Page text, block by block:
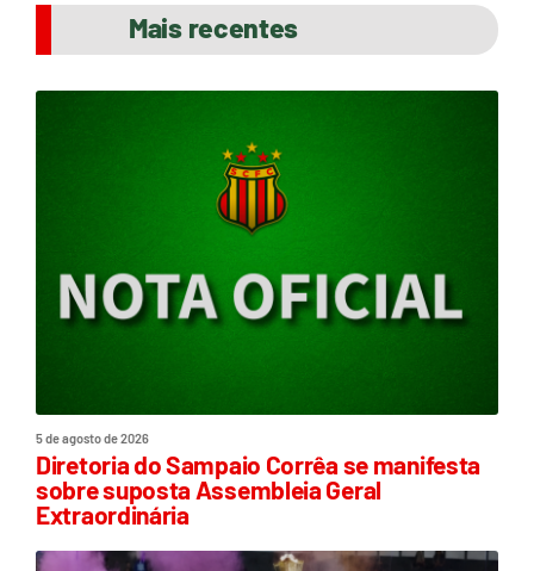
Mais recentes
5 de agosto de 2026
Diretoria do Sampaio Corrêa se manifesta
sobre suposta Assembleia Geral
Extraordinária